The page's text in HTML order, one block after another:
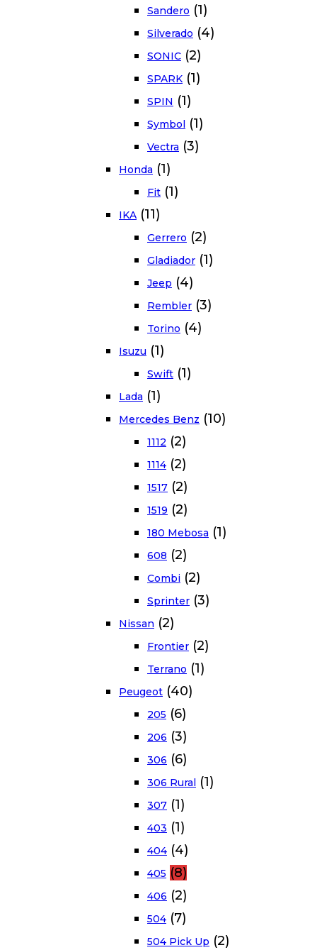
Sandero (1)
Silverado (4)
SONIC (2)
SPARK (1)
SPIN (1)
Symbol (1)
Vectra (3)
Honda (1)
Fit (1)
IKA (11)
Gerrero (2)
Gladiador (1)
Jeep (4)
Rembler (3)
Torino (4)
Isuzu (1)
Swift (1)
Lada (1)
Mercedes Benz (10)
1112 (2)
1114 (2)
1517 (2)
1519 (2)
180 Mebosa (1)
608 (2)
Combi (2)
Sprinter (3)
Nissan (2)
Frontier (2)
Terrano (1)
Peugeot (40)
205 (6)
206 (3)
306 (6)
306 Rural (1)
307 (1)
403 (1)
404 (4)
405 (8)
406 (2)
504 (7)
504 Pick Up (2)